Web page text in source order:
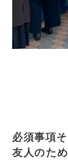
必須事項
友人のた